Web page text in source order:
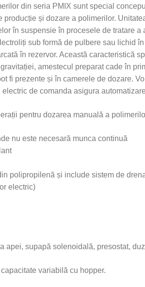
din seria PMIX sunt special
producție și dozare a polimerilor.
în suspensie în procesele de tratare
sub formă de pulbere sau lichid
în rezervor. Această caracteristică
amestecul preparat cade în
fi prezente și în camerele de dozare.
de comanda asigura
pentru dozarea manuală a
nu este necesară munca continuă
polipropilenă și include sistem de
electric)
apei, supapă solenoidală, presostat,
variabilă cu hopper.